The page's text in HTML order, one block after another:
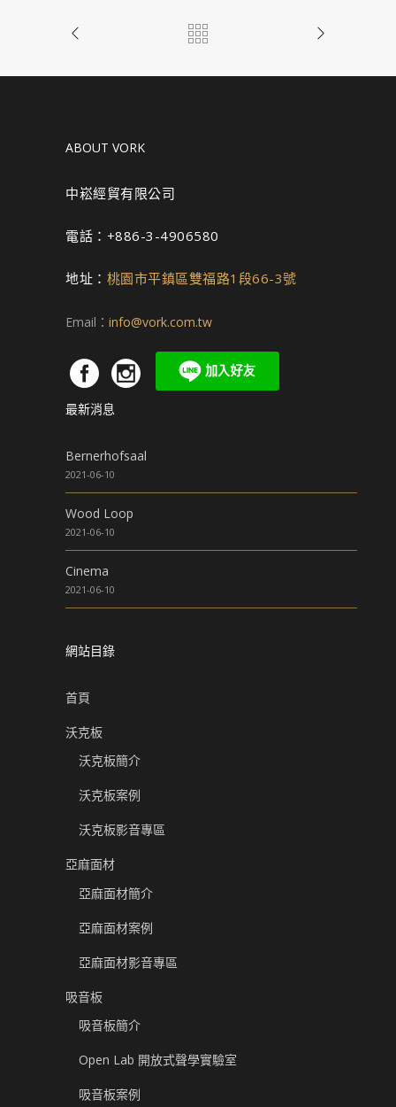
ABOUT VORK
中崧經貿有限公司
電話：+886-3-4906580
地址： 桃園市平鎮區雙福路1段66-3號
Email： info@vork.com.tw
最新消息
Bernerhofsaal
2021-06-10
Wood Loop
2021-06-10
Cinema
2021-06-10
網站目錄
首頁
沃克板
沃克板簡介
沃克板案例
沃克板影音專區
亞麻面材
亞麻面材簡介
亞麻面材案例
亞麻面材影音專區
吸音板
吸音板簡介
Open Lab 開放式聲學實驗室
吸音板案例